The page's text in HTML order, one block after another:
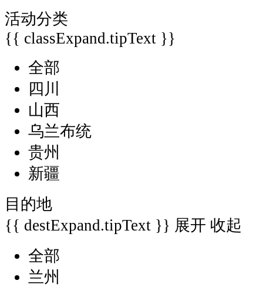
活动分类
{{ classExpand.tipText }}
全部
四川
山西
乌兰布统
贵州
新疆
目的地
{{ destExpand.tipText }} 展开 收起
全部
兰州